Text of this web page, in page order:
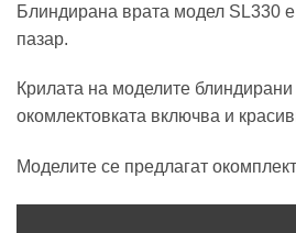
Блиндирана врата модел SL330
пазар.
Крилата на моделите
окомлектовката включва и
Моделите се предлагат